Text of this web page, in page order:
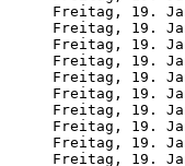
Freitag, 19.
Freitag, 19.
Freitag, 19.
Freitag, 19.
Freitag, 19.
Freitag, 19.
Freitag, 19.
Freitag, 19.
Freitag, 19.
Freitag, 19.